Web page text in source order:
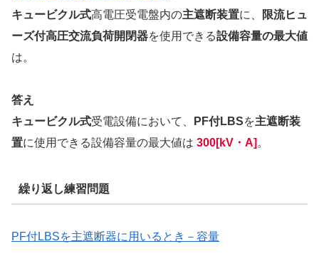
キュービクル式高電圧受電盤内の主遮断装置に、
限流ヒュ
ーズ付高圧交流負荷開閉器を使用できる設備容量の最大値
は。
答え
キュービクル式受電設備において、 PF付LBSを主遮断装
置に使用できる設備容量の最大値は 300[kV・A] 。
繰り返し練習問題
PF付LBSを主遮断器に用いるとき－容量